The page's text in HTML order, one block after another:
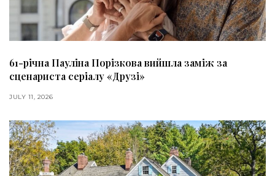
61-річна Пауліна Порізкова вийшла заміж за
сценариста серіалу «Друзі»
JULY 11, 2026